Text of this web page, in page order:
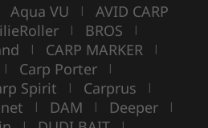
Aqua VU | AVID CARP
| BROS |
| CARP MARKER |
| Carp Porter |
Spirit | Carprus |
| DAM | Deeper |
| |